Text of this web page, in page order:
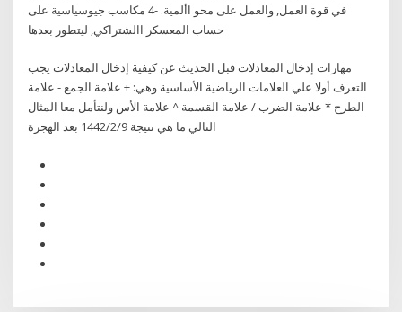
في قوة العمل, والعمل على محو األمية. -4 مكاسب جيوسياسية على
حساب المعسكر االشتراكي, ليتطور بعدها
مهارات إدخال المعادلات قبل الحديث عن كيفية إدخال المعادلات يجب
التعرف أولا علي العلامات الرياضية الأساسية وهي: + علامة الجمع - علامة
الطرح * علامة الضرب / علامة القسمة ^ علامة الأس ولنتأمل معا المثال
التالي ما هي نتيجة 9‏‏/2‏‏/1442 بعد الهجرة